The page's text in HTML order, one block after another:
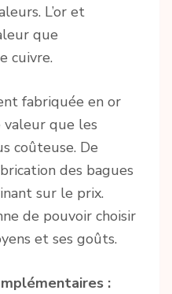
L’or et
que
cuivre.
fabriquée en or
que les
coûteuse. De
des bagues
sur le prix.
de pouvoir choisir
et ses goûts.
: